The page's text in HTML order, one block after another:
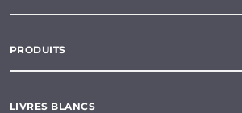
PRODUITS
LIVRES BLANCS